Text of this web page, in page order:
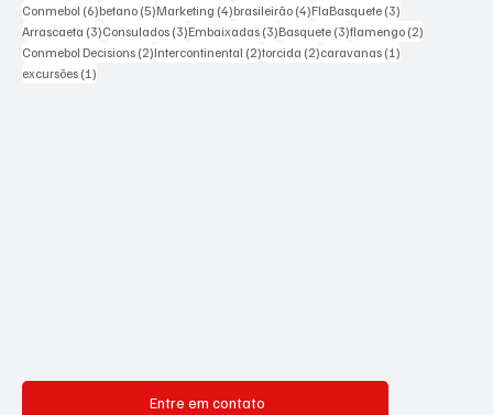
Conmebol (6)6 posts
betano (5)5 posts
Marketing (4)4 posts
brasileirão (4)4 posts
FlaBasquete (3)
Arrascaeta (3)3 posts
Consulados (3)3 posts
Embaixadas (3)3 posts
Basquete (3)3 posts
flamengo (2)
Conmebol Decisions (2)2 posts
Intercontinental (2)2 posts
torcida (2)2 posts
caravanas (1)
excursões (1)
Entre em contato